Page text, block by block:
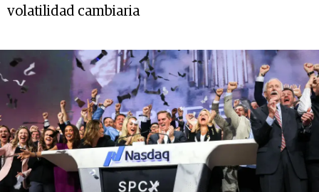
volatilidad cambiaria